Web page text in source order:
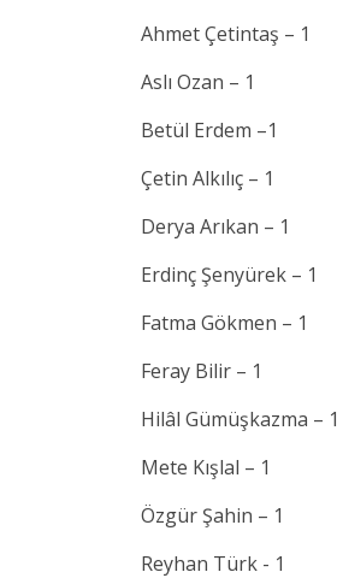
Ahmet Çetintaş – 1
Aslı Ozan – 1
Betül Erdem –1
Çetin Alkılıç – 1
Derya Arıkan – 1
Erdinç Şenyürek – 1
Fatma Gökmen – 1
Feray Bilir – 1
Hilâl Gümüşkazma – 1
Mete Kışlal – 1
Özgür Şahin – 1
Reyhan Türk - 1